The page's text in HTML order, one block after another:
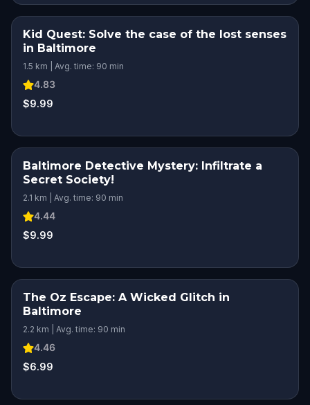
Kid Quest: Solve the case of the lost senses
in Baltimore
1.5 km | Avg. time: 90 min
4.83
$9.99
Baltimore Detective Mystery: Infiltrate a
Secret Society!
2.1 km | Avg. time: 90 min
4.44
$9.99
The Oz Escape: A Wicked Glitch in
Baltimore
2.2 km | Avg. time: 90 min
4.46
$6.99